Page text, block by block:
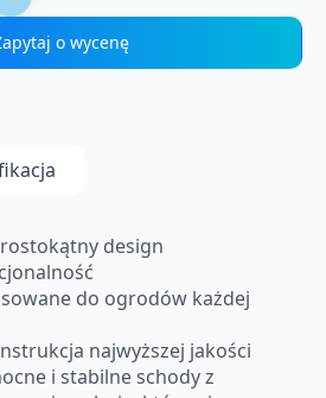
o wycenę
design
do ogrodów każdej
najwyższej jakości
i stabilne schody z